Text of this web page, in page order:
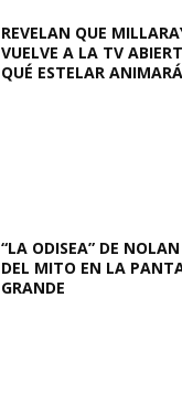
REVELAN QUE
VUELVE A LA TV
QUÉ ESTELAR ANIMARÁ
“LA ODISEA” DE
DEL MITO EN LA
GRANDE